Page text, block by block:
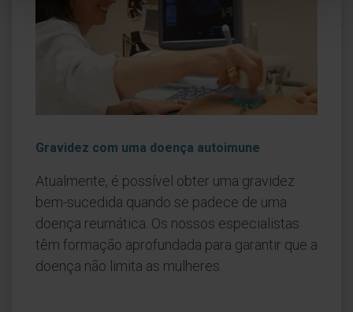
Gravidez com uma doença autoimune
Atualmente, é possível obter uma gravidez
bem-sucedida quando se padece de uma
doença reumática. Os nossos especialistas
têm formação aprofundada para garantir que a
doença não limita as mulheres.